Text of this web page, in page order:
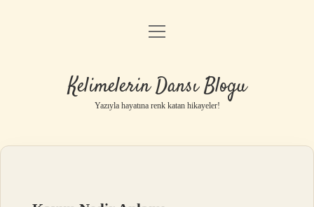
Anasayfa
Yasal Uyarı
menüyü
Kelimelerin Dansı Blogu
Yazıyla hayatına renk katan hikayeler!